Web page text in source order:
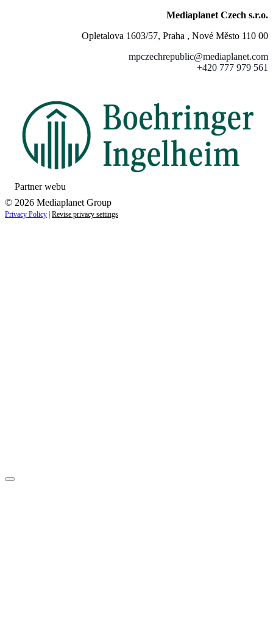
Mediaplanet Czech s.r.o.
Opletalova 1603/57, Praha , Nové Město 110 00
mpczechrepublic@mediaplanet.com
+420 777 979 561
Partner webu
© 2026 Mediaplanet Group
Privacy Policy | Revise privacy settings